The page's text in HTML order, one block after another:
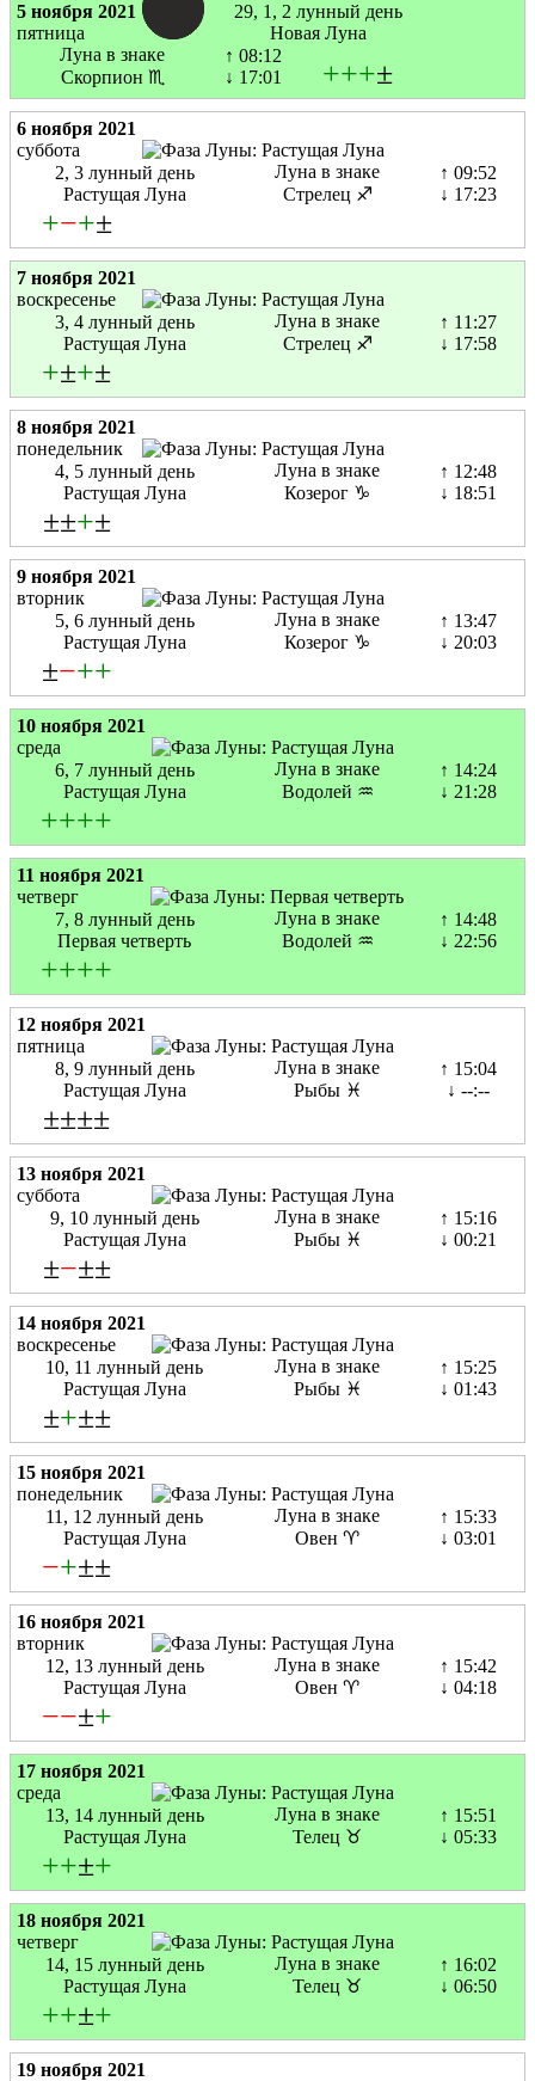
5 ноября 2021
пятница
29, 1, 2 лунный день
Новая Луна
Луна в знаке
Скорпион ♏
↑ 08:12
↓ 17:01
+++±
6 ноября 2021
суббота
2, 3 лунный день
Растущая Луна
Луна в знаке
Стрелец ♐
↑ 09:52
↓ 17:23
+−+±
7 ноября 2021
воскресенье
3, 4 лунный день
Растущая Луна
Луна в знаке
Стрелец ♐
↑ 11:27
↓ 17:58
+±+±
8 ноября 2021
понедельник
4, 5 лунный день
Растущая Луна
Луна в знаке
Козерог ♑
↑ 12:48
↓ 18:51
±±+±
9 ноября 2021
вторник
5, 6 лунный день
Растущая Луна
Луна в знаке
Козерог ♑
↑ 13:47
↓ 20:03
±−++
10 ноября 2021
среда
6, 7 лунный день
Растущая Луна
Луна в знаке
Водолей ♒
↑ 14:24
↓ 21:28
++++
11 ноября 2021
четверг
7, 8 лунный день
Первая четверть
Луна в знаке
Водолей ♒
↑ 14:48
↓ 22:56
++++
12 ноября 2021
пятница
8, 9 лунный день
Растущая Луна
Луна в знаке
Рыбы ♓
↑ 15:04
↓ --:--
±±±±
13 ноября 2021
суббота
9, 10 лунный день
Растущая Луна
Луна в знаке
Рыбы ♓
↑ 15:16
↓ 00:21
±−±±
14 ноября 2021
воскресенье
10, 11 лунный день
Растущая Луна
Луна в знаке
Рыбы ♓
↑ 15:25
↓ 01:43
±+±±
15 ноября 2021
понедельник
11, 12 лунный день
Растущая Луна
Луна в знаке
Овен ♈
↑ 15:33
↓ 03:01
−+±±
16 ноября 2021
вторник
12, 13 лунный день
Растущая Луна
Луна в знаке
Овен ♈
↑ 15:42
↓ 04:18
−−±+
17 ноября 2021
среда
13, 14 лунный день
Растущая Луна
Луна в знаке
Телец ♉
↑ 15:51
↓ 05:33
++±+
18 ноября 2021
четверг
14, 15 лунный день
Растущая Луна
Луна в знаке
Телец ♉
↑ 16:02
↓ 06:50
++±+
19 ноября 2021